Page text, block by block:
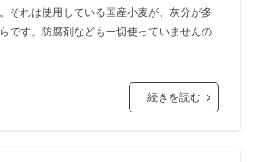
それは使用している国産小麦が、灰分が多
です。防腐剤なども一切使っていませんの
続きを読む